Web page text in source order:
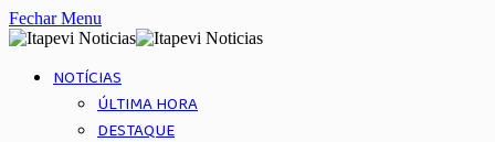
Fechar Menu
NOTÍCIAS
ÚLTIMA HORA
DESTAQUE